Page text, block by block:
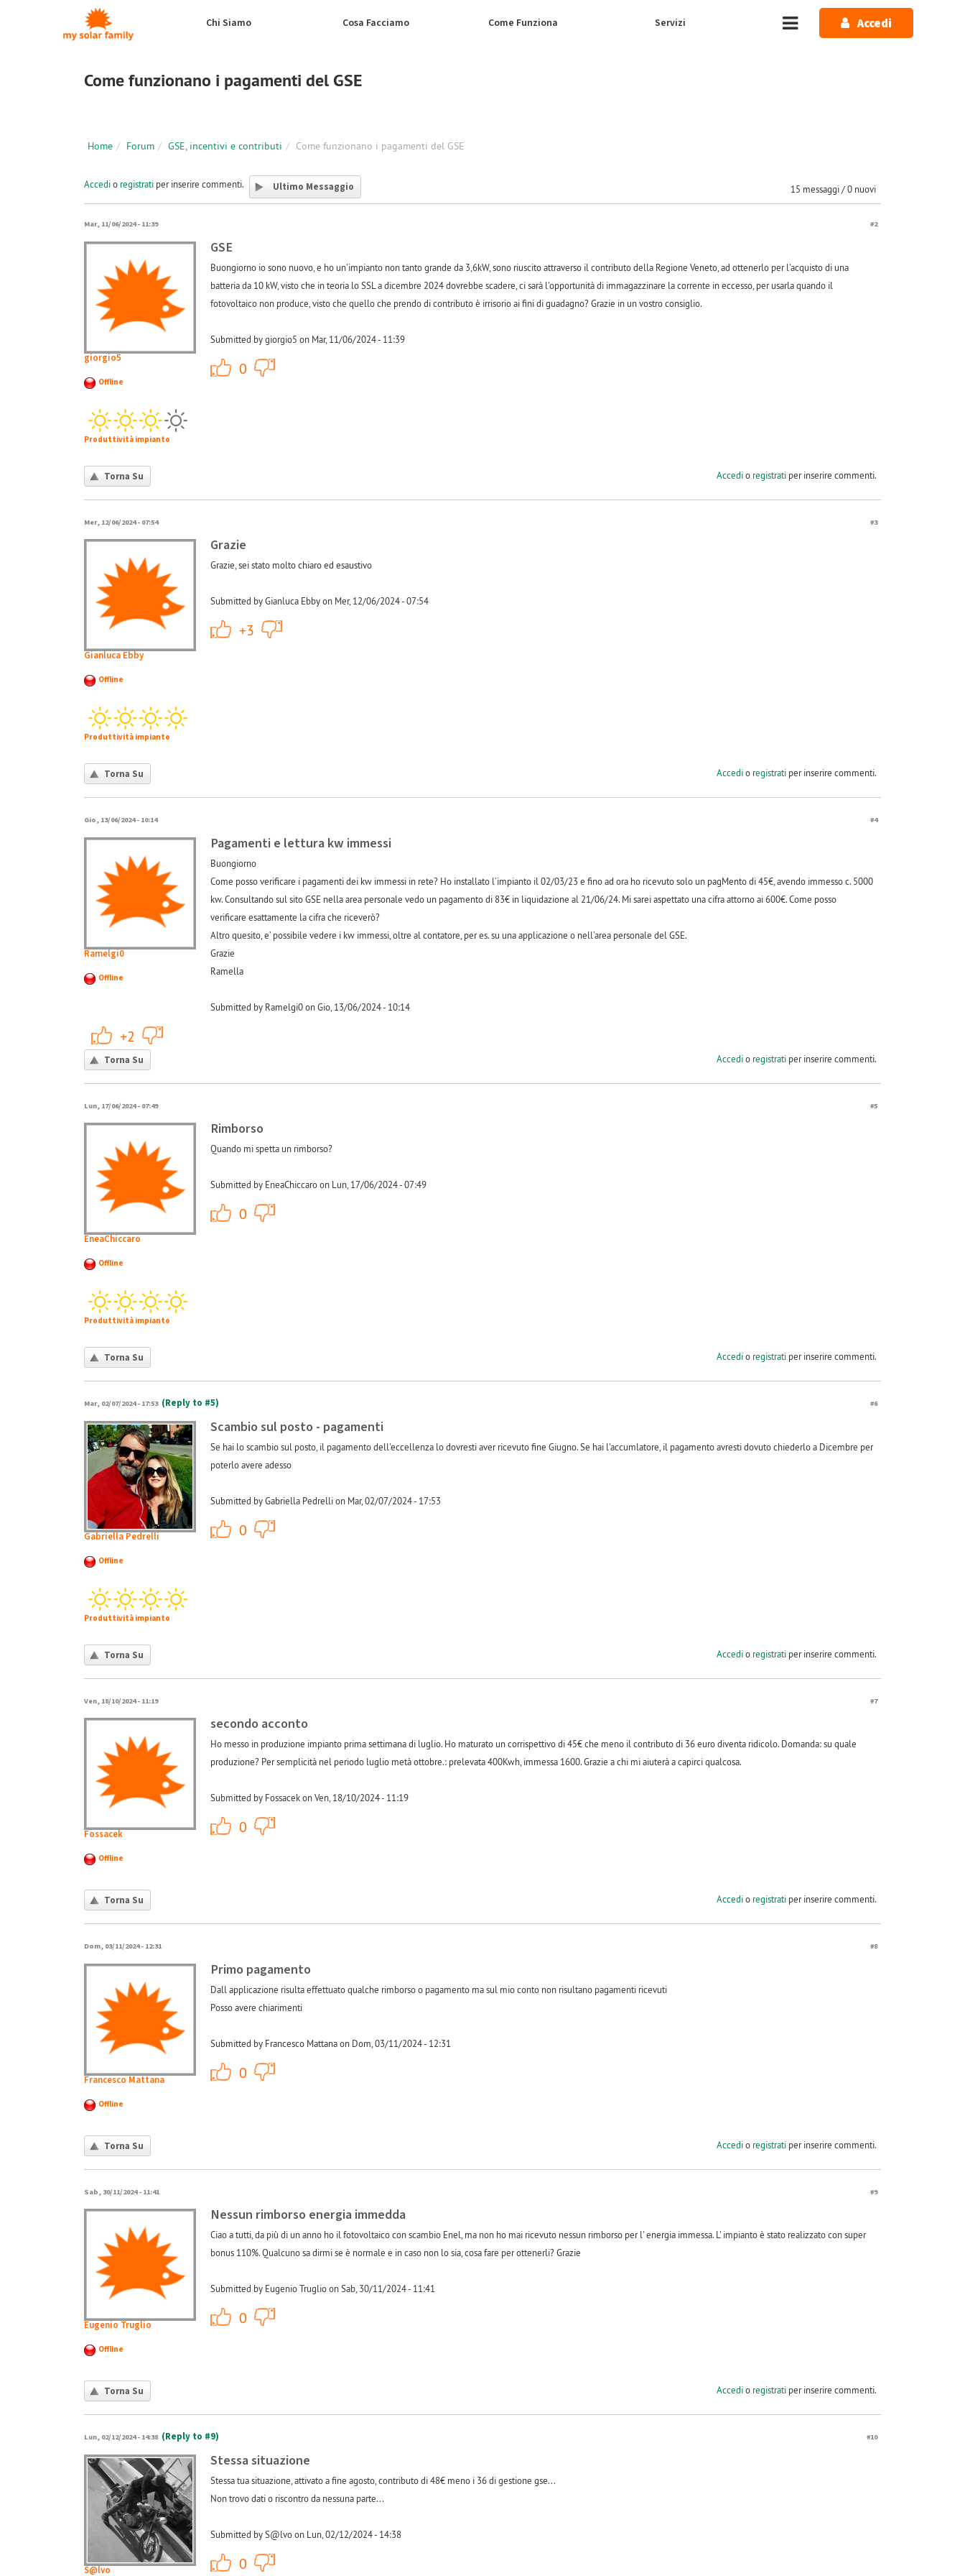
Salta al contenuto principale
Chi Siamo Cosa Facciamo Come Funziona Servizi Accedi
Come funzionano i pagamenti del GSE
Home Forum GSE, incentivi e contributi Come funzionano i pagamenti del GSE
15 messaggi / 0 nuovi
Accedio registrati per inserire commenti. Ultimo Messaggio
Mar, 11/06/2024 - 11:39 #2
giorgio5
Offline
Produttività impianto
GSE
Buongiorno io sono nuovo, e ho un'impianto non tanto grande da 3,6kW, sono riuscito attraverso il contributo della Regione Veneto, ad ottenerlo per l'acquisto di una
batteria da 10 kW, visto che in teoria lo SSL a dicembre 2024 dovrebbe scadere, ci sarà l'opportunità di immagazzinare la corrente in eccesso, per usarla quando il
fotovoltaico non produce, visto che quello che prendo di contributo è irrisorio ai fini di guadagno? Grazie in un vostro consiglio.
Submitted by giorgio5 on Mar, 11/06/2024 - 11:39
0
Torna Su Accedio registratiper inserire commenti.
Mer, 12/06/2024 - 07:54 #3
Gianluca Ebby
Offline
Produttività impianto
Grazie
Grazie, sei stato molto chiaro ed esaustivo
Submitted by Gianluca Ebby on Mer, 12/06/2024 - 07:54
+1
+3
Torna Su Accedio registratiper inserire commenti.
Gio, 13/06/2024 - 10:14 #4
Ramelgi0
Offline
Pagamenti e lettura kw immessi
Buongiorno
Come posso verificare i pagamenti dei kw immessi in rete? Ho installato l’impianto il 02/03/23 e fino ad ora ho ricevuto solo un pagMento di 45€, avendo immesso c. 5000
kw. Consultando sul sito GSE nella area personale vedo un pagamento di 83€ in liquidazione al 21/06/24. Mi sarei aspettato una cifra attorno ai 600€. Come posso
verificare esattamente la cifra che riceverò?
Altro quesito, e’ possibile vedere i kw immessi, oltre al contatore, per es. su una applicazione o nell’area personale del GSE.
Grazie
Ramella
Submitted by Ramelgi0 on Gio, 13/06/2024 - 10:14
+2
Torna Su Accedio registratiper inserire commenti.
Lun, 17/06/2024 - 07:49 #5
EneaChiccaro
Offline
Produttività impianto
Rimborso
Quando mi spetta un rimborso?
Submitted by EneaChiccaro on Lun, 17/06/2024 - 07:49
0
Torna Su Accedio registratiper inserire commenti.
Mar, 02/07/2024 - 17:53 (Reply to #5) #6
Gabriella Pedrelli
Offline
Produttività impianto
Scambio sul posto - pagamenti
Se hai lo scambio sul posto, il pagamento dell'eccellenza lo dovresti aver ricevuto fine Giugno. Se hai l'accumlatore, il pagamento avresti dovuto chiederlo a Dicembre per
poterlo avere adesso
Submitted by Gabriella Pedrelli on Mar, 02/07/2024 - 17:53
0
Torna Su Accedio registratiper inserire commenti.
Ven, 18/10/2024 - 11:19 #7
Fossacek
Offline
secondo acconto
Ho messo in produzione impianto prima settimana di luglio. Ho maturato un corrispettivo di 45€ che meno il contributo di 36 euro diventa ridicolo. Domanda: su quale
produzione? Per semplicità nel periodo luglio metà ottobre.: prelevata 400Kwh, immessa 1600. Grazie a chi mi aiuterà a capirci qualcosa.
Submitted by Fossacek on Ven, 18/10/2024 - 11:19
0
Torna Su Accedio registratiper inserire commenti.
Dom, 03/11/2024 - 12:31 #8
Francesco Mattana
Offline
Primo pagamento
Dall applicazione risulta effettuato qualche rimborso o pagamento ma sul mio conto non risultano pagamenti ricevuti
Posso avere chiarimenti
Submitted by Francesco Mattana on Dom, 03/11/2024 - 12:31
0
Torna Su Accedio registratiper inserire commenti.
Sab, 30/11/2024 - 11:41 #9
Eugenio Truglio
Offline
Nessun rimborso energia immedda
Ciao a tutti, da più di un anno ho il fotovoltaico con scambio Enel, ma non ho mai ricevuto nessun rimborso per l' energia immessa. L' impianto è stato realizzato con super
bonus 110%. Qualcuno sa dirmi se è normale e in caso non lo sia, cosa fare per ottenerli? Grazie
Submitted by Eugenio Truglio on Sab, 30/11/2024 - 11:41
0
Torna Su Accedio registratiper inserire commenti.
Lun, 02/12/2024 - 14:38 (Reply to #9) #10
S@lvo
Stessa situazione
Stessa tua situazione, attivato a fine agosto, contributo di 48€ meno i 36 di gestione gse...
Non trovo dati o riscontro da nessuna parte...
Submitted by S@lvo on Lun, 02/12/2024 - 14:38
0